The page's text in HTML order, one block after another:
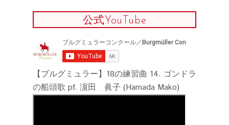
公式YouTube
【ブルグミュラー】18の練習曲 14. ゴンドラ
の船頭歌 pf. 濵田 眞子 (Hamada Mako)